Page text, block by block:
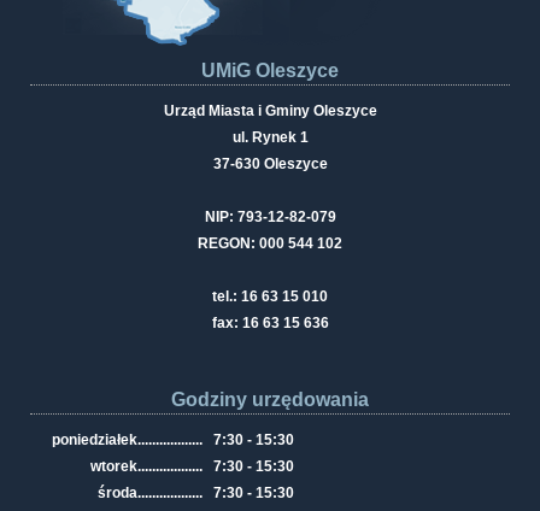
UMiG Oleszyce
Urząd Miasta i Gminy Oleszyce
ul. Rynek 1
37-630 Oleszyce
NIP: 793-12-82-079
REGON: 000 544 102
tel.: 16 63 15 010
fax: 16 63 15 636
Godziny urzędowania
poniedziałek..................
7:30 - 15:30
wtorek..................
7:30 - 15:30
środa.................. 7:30 - 15:30